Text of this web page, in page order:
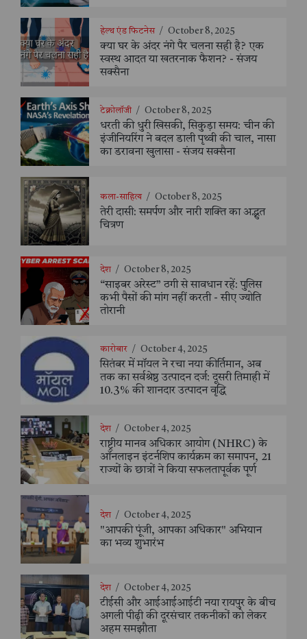
हेल्थ एंड फिटनेस / October 8, 2025
क्या घर के अंदर नंगे पैर चलना सही है? एक
स्वस्थ आदत या खतरनाक फैशन? - संजय
सक्सैना
टेक्नोलॉजी / October 8, 2025
धरती की धुरी खिसकी, सिकुड़ा समय: चीन की
इंजीनियरिंग ने बदल डाली पृथ्वी की चाल, नासा
का डरावना खुलासा - संजय सक्सैना
कला-साहित्य / October 8, 2025
तेरी दासी: समर्पण और नारी शक्ति का अद्भुत
चित्रण
देश / October 8, 2025
“साइबर अरेस्ट” ठगी से सावधान रहें: पुलिस
कभी पैसों की मांग नहीं करती - सीए ज्योति
तोरानी
कारोबार / October 4, 2025
सितंबर में मॉयल ने रचा नया कीर्तिमान, अब
तक का सर्वश्रेष्ठ उत्पादन दर्ज: दूसरी तिमाही में
10.3% की शानदार उत्पादन वृद्धि
देश / October 4, 2025
राष्ट्रीय मानव अधिकार आयोग (NHRC) के
ऑनलाइन इंटर्नशिप कार्यक्रम का समापन, 21
राज्यों के छात्रों ने किया सफलतापूर्वक पूर्ण
देश / October 4, 2025
"आपकी पूंजी, आपका अधिकार" अभियान
का भव्य शुभारंभ
देश / October 4, 2025
टीईसी और आईआईआईटी नया रायपुर के बीच
अगली पीढ़ी की दूरसंचार तकनीकों को लेकर
अहम समझौता